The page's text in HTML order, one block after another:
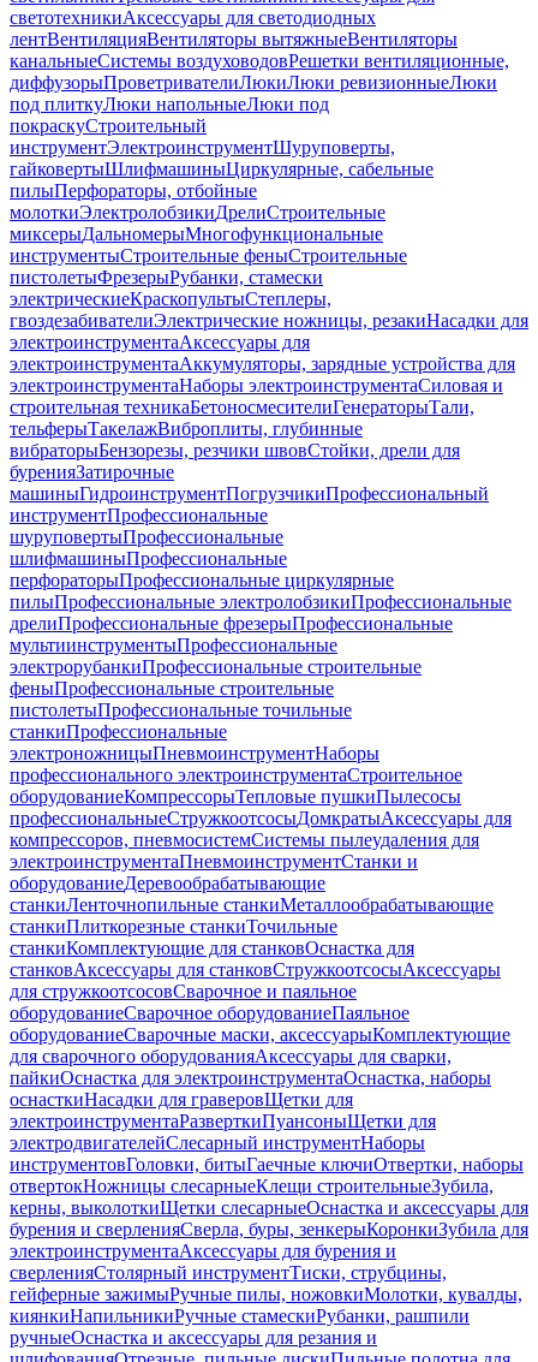
светотехникиАксессуары для светодиодных
лентВентиляцияВентиляторы вытяжныеВентиляторы
канальныеСистемы воздуховодовРешетки вентиляционные,
диффузорыПроветривателиЛюкиЛюки ревизионныеЛюки
под плиткуЛюки напольныеЛюки под
покраскуСтроительный
инструментЭлектроинструментШуруповерты,
гайковертыШлифмашиныЦиркулярные, сабельные
пилыПерфораторы, отбойные
молоткиЭлектролобзикиДрелиСтроительные
миксерыДальномерыМногофункциональные
инструментыСтроительные феныСтроительные
пистолетыФрезерыРубанки, стамески
электрическиеКраскопультыСтеплеры,
гвоздезабивателиЭлектрические ножницы, резакиНасадки для
электроинструментаАксессуары для
электроинструментаАккумуляторы, зарядные устройства для
электроинструментаНаборы электроинструментаСиловая и
строительная техникаБетоносмесителиГенераторыТали,
тельферыТакелажВиброплиты, глубинные
вибраторыБензорезы, резчики швовСтойки, дрели для
буренияЗатирочные
машиныГидроинструментПогрузчикиПрофессиональный
инструментПрофессиональные
шуруповертыПрофессиональные
шлифмашиныПрофессиональные
перфораторыПрофессиональные циркулярные
пилыПрофессиональные электролобзикиПрофессиональные
дрелиПрофессиональные фрезерыПрофессиональные
мультиинструментыПрофессиональные
электрорубанкиПрофессиональные строительные
феныПрофессиональные строительные
пистолетыПрофессиональные точильные
станкиПрофессиональные
электроножницыПневмоинструментНаборы
профессионального электроинструментаСтроительное
оборудованиеКомпрессорыТепловые пушкиПылесосы
профессиональныеСтружкоотсосыДомкратыАксессуары для
компрессоров, пневмосистемСистемы пылеудаления для
электроинструментаПневмоинструментСтанки и
оборудованиеДеревообрабатывающие
станкиЛенточнопильные станкиМеталлообрабатывающие
станкиПлиткорезные станкиТочильные
станкиКомплектующие для станковОснастка для
станковАксессуары для станковСтружкоотсосыАксессуары
для стружкоотсосовСварочное и паяльное
оборудованиеСварочное оборудованиеПаяльное
оборудованиеСварочные маски, аксессуарыКомплектующие
для сварочного оборудованияАксессуары для сварки,
пайкиОснастка для электроинструментаОснастка, наборы
оснасткиНасадки для граверовЩетки для
электроинструментаРазверткиПуансоныЩетки для
электродвигателейСлесарный инструментНаборы
инструментовГоловки, битыГаечные ключиОтвертки, наборы
отвертокНожницы слесарныеКлещи строительныеЗубила,
керны, выколоткиЩетки слесарныеОснастка и аксессуары для
бурения и сверленияСверла, буры, зенкерыКоронкиЗубила для
электроинструментаАксессуары для бурения и
сверленияСтолярный инструментТиски, струбцины,
гейферные зажимыРучные пилы, ножовкиМолотки, кувалды,
киянкиНапильникиРучные стамескиРубанки, рашпили
ручныеОснастка и аксессуары для резания и